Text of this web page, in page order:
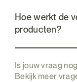
Hoe werkt de
producten?
Is jouw vraag
Bekijk meer